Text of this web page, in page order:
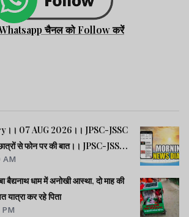
Whatsapp चैनल को Follow करें
07 AUG 2026।। JPSC-JSSC
से फोन पर की बात।। JPSC-JSSC
अपनी मांगों पर अड़े।। ACB ने नेक्सजेन के
को कितने पैसे दिए।। समेत कई खबरें व
AM
धाम में अनोखी आस्था, दो माह की
यात्रा कर रहे पिता